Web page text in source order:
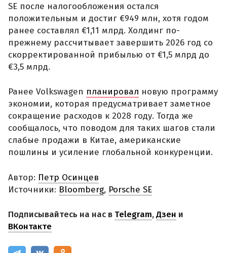
SE после налогообложения остался
положительным и достиг €949 млн, хотя годом
ранее составлял €1,11 млрд. Холдинг по-
прежнему рассчитывает завершить 2026 год со
скорректированной прибылью от €1,5 млрд до
€3,5 млрд.
Ранее Volkswagen планировал новую программу
экономии, которая предусматривает заметное
сокращение расходов к 2028 году. Тогда же
сообщалось, что поводом для таких шагов стали
слабые продажи в Китае, американские
пошлины и усиление глобальной конкуренции.
Автор: Петр Осинцев
Источники: Bloomberg, Porsche SE
Подписывайтесь на нас в Telegram,Дзен и
ВКонтакте